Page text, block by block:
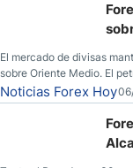
El mercado de divisas
sobre Oriente Medio. El
fortaleza y los operadores
Estados Unidos.
Noticias Forex Hoy